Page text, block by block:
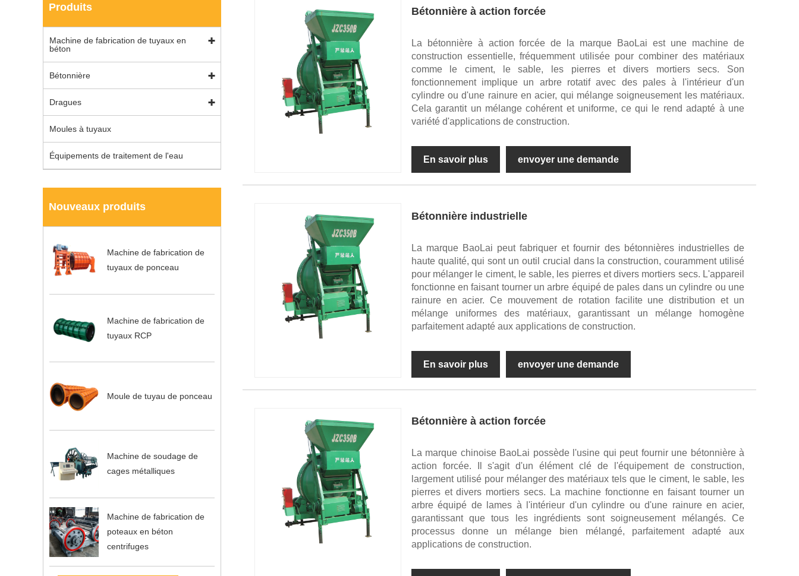
Produits
Machine de fabrication de tuyaux en
béton
Bétonnière
Dragues
Moules à tuyaux
Équipements de traitement de l'eau
Nouveaux produits
Machine de fabrication de
tuyaux de ponceau
Machine de fabrication de
tuyaux RCP
Moule de tuyau de ponceau
Machine de soudage de
cages métalliques
Machine de fabrication de
poteaux en béton
centrifuges
Bétonnière à action forcée
La bétonnière à action forcée de la marque BaoLai est une machine de
construction essentielle, fréquemment utilisée pour combiner des matériaux
comme le ciment, le sable, les pierres et divers mortiers secs. Son
fonctionnement implique un arbre rotatif avec des pales à l'intérieur d'un
cylindre ou d'une rainure en acier, qui mélange soigneusement les matériaux.
Cela garantit un mélange cohérent et uniforme, ce qui le rend adapté à une
variété d'applications de construction.
En savoir plus envoyer une demande
Bétonnière industrielle
La marque BaoLai peut fabriquer et fournir des bétonnières industrielles de
haute qualité, qui sont un outil crucial dans la construction, couramment utilisé
pour mélanger le ciment, le sable, les pierres et divers mortiers secs. L'appareil
fonctionne en faisant tourner un arbre équipé de pales dans un cylindre ou une
rainure en acier. Ce mouvement de rotation facilite une distribution et un
mélange uniformes des matériaux, garantissant un mélange homogène
parfaitement adapté aux applications de construction.
En savoir plus envoyer une demande
Bétonnière à action forcée
La marque chinoise BaoLai possède l'usine qui peut fournir une bétonnière à
action forcée. Il s'agit d'un élément clé de l'équipement de construction,
largement utilisé pour mélanger des matériaux tels que le ciment, le sable, les
pierres et divers mortiers secs. La machine fonctionne en faisant tourner un
arbre équipé de lames à l'intérieur d'un cylindre ou d'une rainure en acier,
garantissant que tous les ingrédients sont soigneusement mélangés. Ce
processus donne un mélange bien mélangé, parfaitement adapté aux
applications de construction.